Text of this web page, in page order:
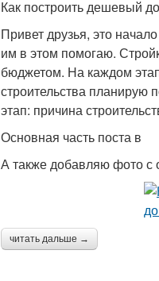
Как построить дешевый
Привет друзья, это
им в этом помогаю.
бюджетом. На каждом
строительства планирую
этап: причина
Основная часть поста в
А также добавляю фото с
читать дальше →